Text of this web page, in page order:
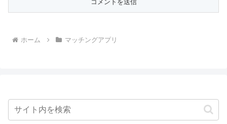
ホーム マッチングアプリ